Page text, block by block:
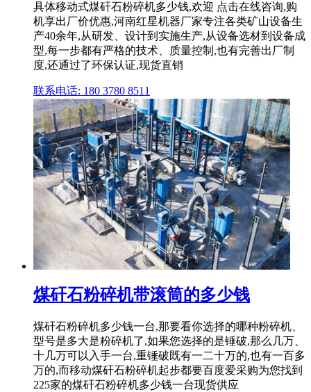
具体移动式煤矸石粉碎机多少钱,欢迎 点击在线咨询,购
机享出厂价优惠,河南红星机器厂家专注各类矿山设备生
产40余年,从研发、设计到实施生产,从设备选材到设备成
型,每一步都有严格的技术、质量控制,也有完善出厂制
度,还通过了环保认证,现货直销
联系电话: 180 3780 8511
煤矸石粉碎机带滚筒的多少钱
煤矸石粉碎机多少钱一台,那要看你选择的哪种粉碎机、
型号是多大是粉碎机了,如果您选择的是锤破,那么几万、
十几万可以入手一台,重锤破既有一二十万的,也有一百多
万的,而移动煤矸石粉碎机起步都要百度爱采购为您找到
225家的煤矸石粉碎机多少钱一台现货供应